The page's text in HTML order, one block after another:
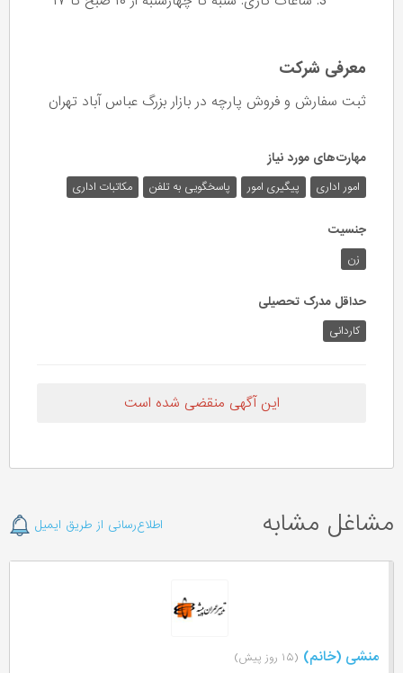
معرفی شرکت
ثبت سفارش و فروش پارچه در بازار بزرگ عباس آباد تهران
مهارت‌های مورد نیاز
امور اداری پیگیری امور پاسخگویی به تلفن مکاتبات اداری
جنسیت
زن
حداقل مدرک تحصیلی
کاردانی
این آگهی منقضی شده است
مشاغل مشابه اطلاع‌رسانی از طریق ایمیل
منشی (خانم) (۱۵ روز پیش)